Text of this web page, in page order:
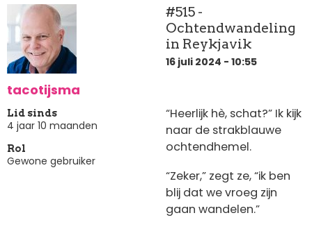
here:
tacotijsma
Lid sinds
4 jaar 10 maanden
Rol
Gewone gebruiker
#515 -
Ochtendwandeling
in Reykjavik
16 juli 2024 - 10:55
“Heerlijk hè, schat?” Ik kijk
naar de strakblauwe
ochtendhemel.
“Zeker,” zegt ze, “ik ben
blij dat we vroeg zijn
gaan wandelen.”